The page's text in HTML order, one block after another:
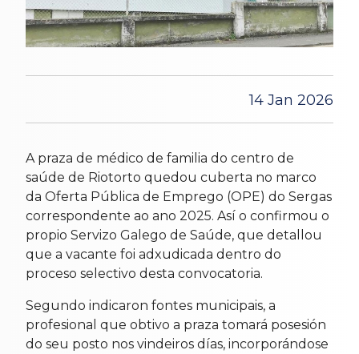
14 Jan 2026
A praza de médico de familia do centro de
saúde de Riotorto quedou cuberta no marco
da Oferta Pública de Emprego (OPE) do Sergas
correspondente ao ano 2025. Así o confirmou o
propio Servizo Galego de Saúde, que detallou
que a vacante foi adxudicada dentro do
proceso selectivo desta convocatoria.
Segundo indicaron fontes municipais, a
profesional que obtivo a praza tomará posesión
do seu posto nos vindeiros días, incorporándose